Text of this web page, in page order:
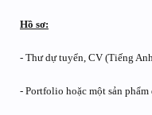
Hồ sơ:
- Thư dự tuyển, CV (Tiếng
- Portfolio hoặc một sản phẩm